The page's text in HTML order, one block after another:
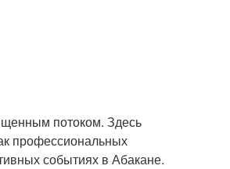
потоком. Здесь
профессиональных
событиях в Абакане.